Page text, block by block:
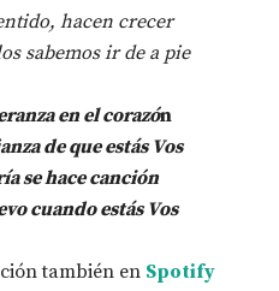
hacen crecer
sabemos ir de a pie
en el corazón
de que estás Vos
se hace canción
cuando estás Vos
también en Spotify